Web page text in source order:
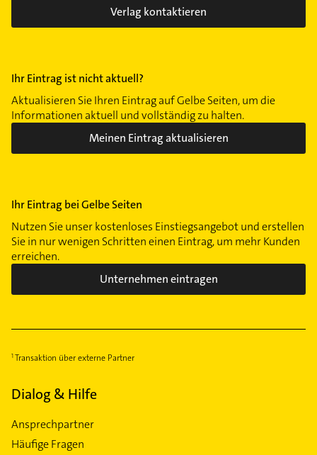
Verlag kontaktieren
Ihr Eintrag ist nicht aktuell?
Aktualisieren Sie Ihren Eintrag auf Gelbe Seiten, um die
Informationen aktuell und vollständig zu halten.
Meinen Eintrag aktualisieren
Ihr Eintrag bei Gelbe Seiten
Nutzen Sie unser kostenloses Einstiegsangebot und erstellen
Sie in nur wenigen Schritten einen Eintrag, um mehr Kunden
erreichen.
Unternehmen eintragen
Transaktion über externe Partner
Dialog & Hilfe
Ansprechpartner
Häufige Fragen